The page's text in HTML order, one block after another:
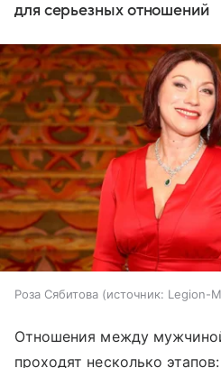
для серьезных отношений
Роза Сябитова источник: Legion-
Отношения между
проходят несколько